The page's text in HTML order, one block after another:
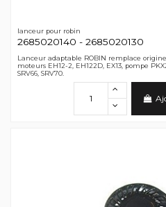
lanceur pour robin
2685020140 - 2685020130
Lanceur adaptable ROBIN remplace origine
moteurs EH12-2, EH122D, EX13, pompe
SRV66, SRV70.